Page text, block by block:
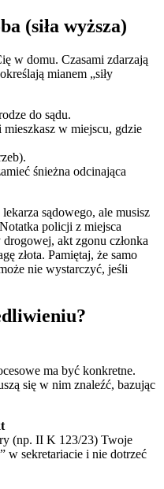
(siła wyższa)
w domu. Czasami zdarzają
mianem „siły
do sądu.
mieszkasz w miejscu, gdzie
śnieżna odcinająca
sądowego, ale musisz
policji z miejsca
akt zgonu członka
złota. Pamiętaj, że samo
nie wystarczyć, jeśli
ma być konkretne.
się w nim znaleźć, bazując
(np. II K 123/23) Twoje
w sekretariacie i nie dotrzeć